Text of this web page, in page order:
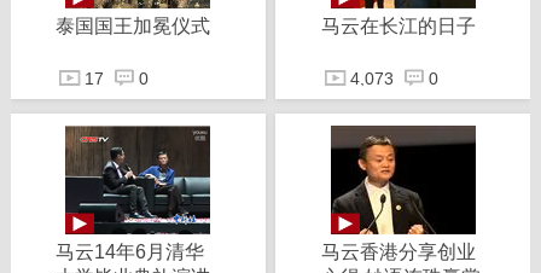
泰国国王加冕仪式
17 0
马云在长江的日子
4,073 0
马云14年6月清华
马云香港分享创业